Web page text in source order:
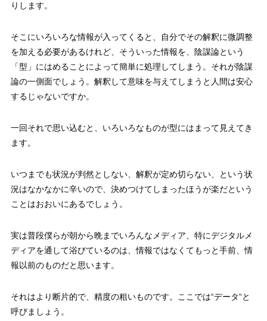
りします。
そこにいろいろな情報が入ってくると、自分でその解釈に微調整
を加える必要があるけれど、そういった情報を、陰謀論という
「型」にはめることによって簡単に処理してしまう。それが陰謀
論の一側面でしょう。解釈して意味を与えてしまうと人間は安心
するじゃないですか。
一回それで思い込むと、いろいろなものが型にはまって見えてき
ます。
いつまでも状況が判然としない、解釈が定め切らない、という状
況はなかなかに辛いので、決めつけてしまったほうが楽だという
ことはおおいにあるでしょう。
実は普段僕らが朝から晩までいろんなメディア、特にデジタルメ
ディアを通して浴びているのは、情報ではなくてもっと手前、情
報以前のものだと思います。
それはより断片的で、精度の粗いものです。ここでは“データ“と
呼びましょう。